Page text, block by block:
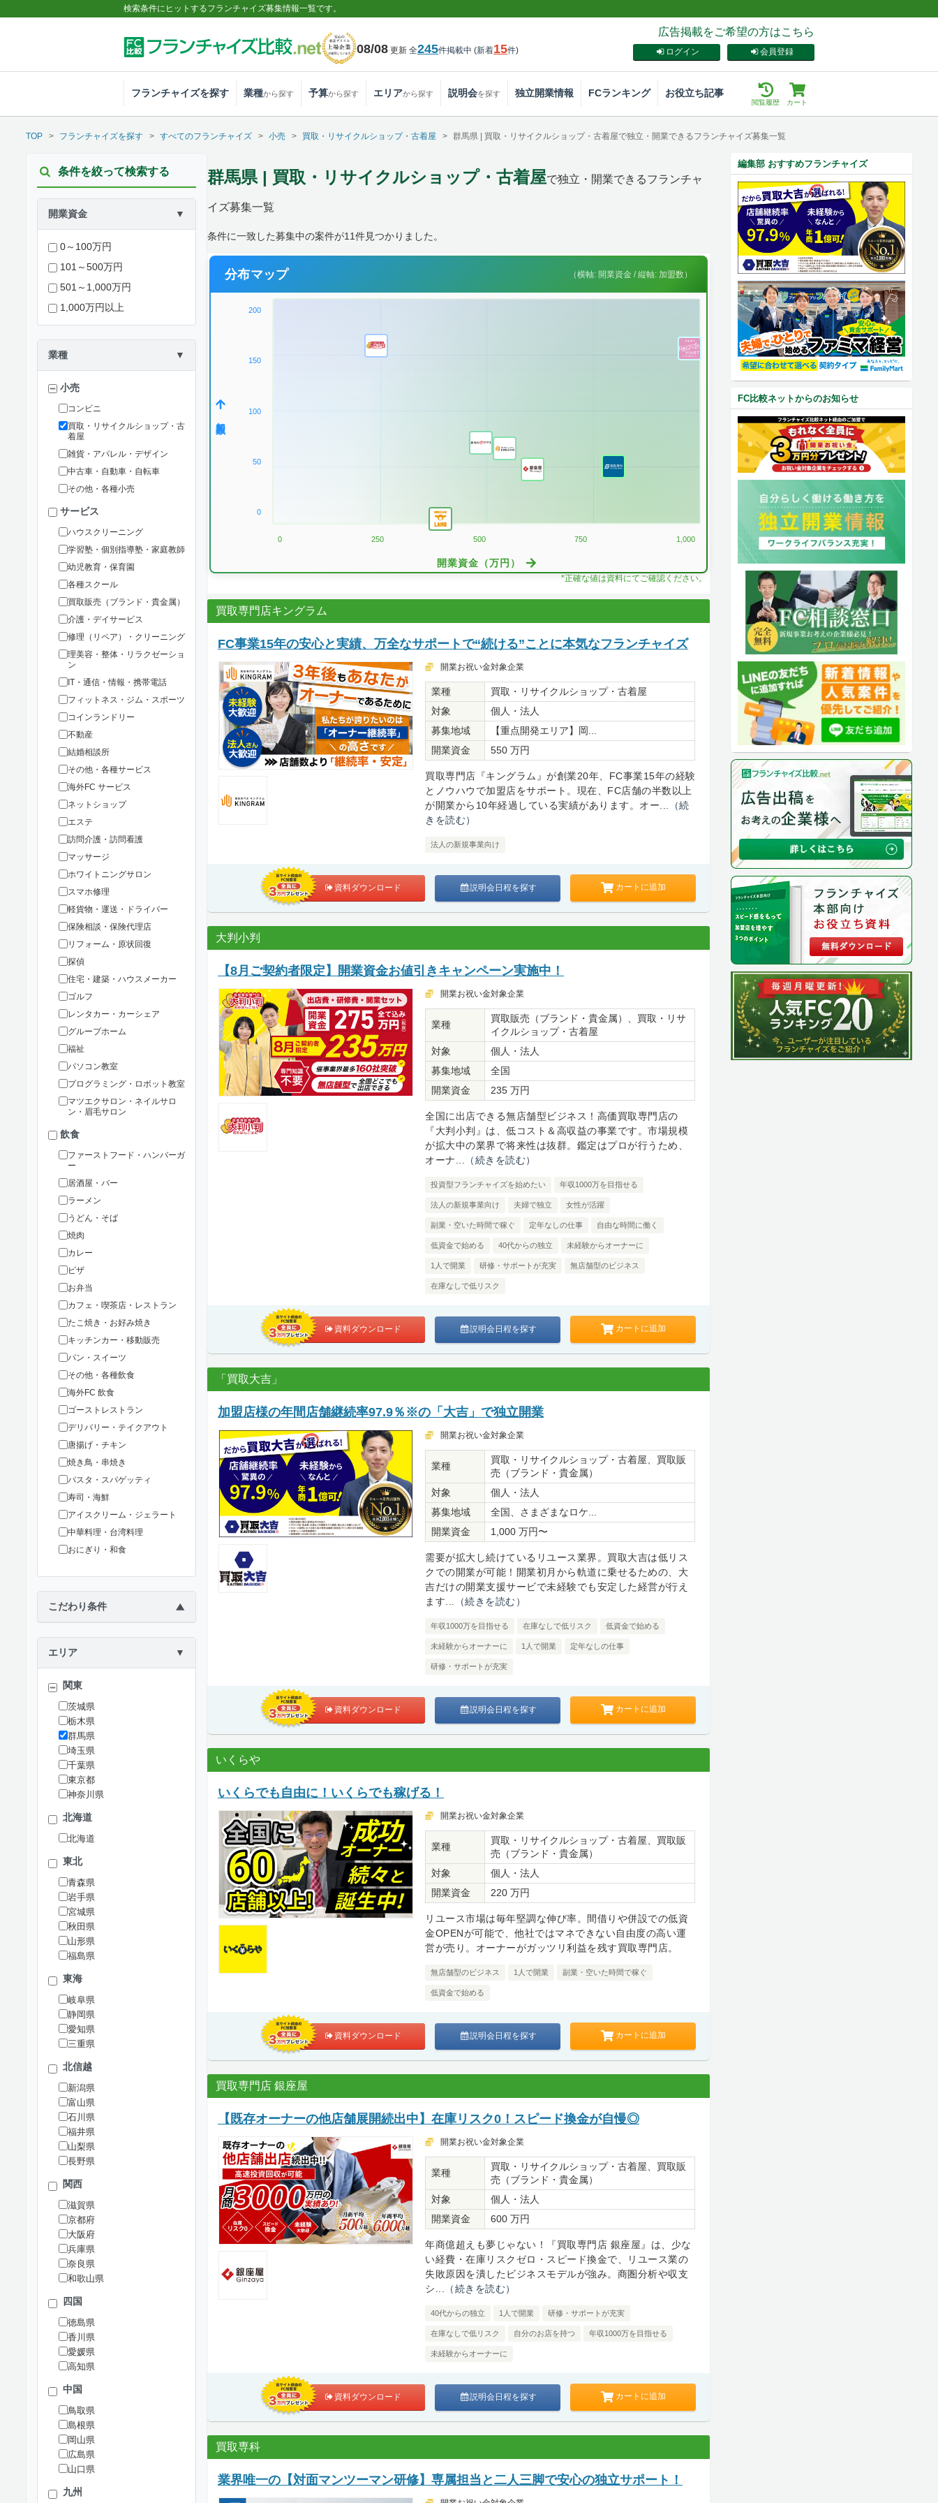
検索条件にヒットするフランチャイズ募集情報一覧です。
08/08 更新 全245件掲載中 (新着15件)
広告掲載をご希望の方はこちら
会員登録
ログイン
フランチャイズを探す 業種から探す 予算から探す エリアから探す 説明会を探す 独立開業情報 FCランキング お役立ち記事
カート
閲覧履歴
TOP フランチャイズを探す すべてのフランチャイズ 小売 買取・リサイクルショップ・古着屋 群馬県 | 買取・リサイクルショップ・古着屋で独立・開業できるフランチャイズ募集一覧
条件を絞って検索する
開業資金 ▼
0～100万円
101～500万円
501～1,000万円
1,000万円以上
業種 ▼
小売
コンビニ
買取・リサイクルショップ・古
着屋
雑貨・アパレル・デザイン
中古車・自動車・自転車
その他・各種小売
サービス
ハウスクリーニング
学習塾・個別指導塾・家庭教師
幼児教育・保育園
各種スクール
買取販売（ブランド・貴金属）
介護・デイサービス
修理（リペア）・クリーニング
理美容・整体・リラクゼーショ
ン
IT・通信・情報・携帯電話
フィットネス・ジム・スポーツ
コインランドリー
不動産
結婚相談所
その他・各種サービス
海外FC サービス
ネットショップ
エステ
訪問介護・訪問看護
マッサージ
ホワイトニングサロン
スマホ修理
軽貨物・運送・ドライバー
保険相談・保険代理店
リフォーム・原状回復
探偵
住宅・建築・ハウスメーカー
ゴルフ
レンタカー・カーシェア
グループホーム
福祉
パソコン教室
プログラミング・ロボット教室
マツエクサロン・ネイルサロ
ン・眉毛サロン
飲食
ファーストフード・ハンバーガ
ー
居酒屋・バー
ラーメン
うどん・そば
焼肉
カレー
ピザ
お弁当
カフェ・喫茶店・レストラン
たこ焼き・お好み焼き
キッチンカー・移動販売
パン・スイーツ
その他・各種飲食
海外FC 飲食
ゴーストレストラン
デリバリー・テイクアウト
唐揚げ・チキン
焼き鳥・串焼き
パスタ・スパゲッティ
寿司・海鮮
アイスクリーム・ジェラート
中華料理・台湾料理
おにぎり・和食
こだわり条件 ▶
エリア ▼
関東
茨城県
栃木県
群馬県
埼玉県
千葉県
東京都
神奈川県
北海道
北海道
東北
青森県
岩手県
宮城県
秋田県
山形県
福島県
東海
岐阜県
静岡県
愛知県
三重県
北信越
新潟県
富山県
石川県
福井県
山梨県
長野県
関西
滋賀県
京都府
大阪府
兵庫県
奈良県
和歌山県
四国
徳島県
香川県
愛媛県
高知県
中国
鳥取県
島根県
岡山県
広島県
山口県
九州
群馬県 | 買取・リサイクルショップ・古着屋で独立・開業できるフランチャ
イズ募集一覧
条件に一致した募集中の案件が11件見つかりました。
分布マップ （横軸: 開業資金 / 縦軸: 加盟数）
200
150
100
50
0
0 250 500 750 1,000
開業資金（万円）
*正確な値は資料にてご確認ください。
買取専門店キングラム
FC事業15年の安心と実績、万全なサポートで“続ける”ことに本気なフランチャイズ
開業お祝い金対象企業
業種
買取・リサイクルショップ・古着屋
対象
個人・法人
募集地域
【重点開発エリア】岡...
開業資金
550 万円
買取専門店『キングラム』が創業20年、FC事業15年の経験
とノウハウで加盟店をサポート。現在、FC店舗の半数以上
が開業から10年経過している実績があります。オー...
（続
きを読む）
法人の新規事業向け
資料ダウンロード 説明会日程を探す カートに追加
大判小判
【8月ご契約者限定】開業資金お値引きキャンペーン実施中！
開業お祝い金対象企業
業種
買取販売（ブランド・貴金属）、買取・リサ
イクルショップ・古着屋
対象
個人・法人
募集地域
全国
開業資金
235 万円
全国に出店できる無店舗型ビジネス！高価買取専門店の
『大判小判』は、低コスト＆高収益の事業です。市場規模
が拡大中の業界で将来性は抜群。鑑定はプロが行うため、
オーナ...
（続きを読む）
投資型フランチャイズを始めたい 年収1000万を目指せる
法人の新規事業向け 夫婦で独立 女性が活躍
副業・空いた時間で稼ぐ 定年なしの仕事 自由な時間に働く
低資金で始める 40代からの独立 未経験からオーナーに
1人で開業 研修・サポートが充実 無店舗型のビジネス
在庫なしで低リスク
資料ダウンロード 説明会日程を探す カートに追加
「買取大吉」
加盟店様の年間店舗継続率97.9％※の「大吉」で独立開業
開業お祝い金対象企業
業種
買取・リサイクルショップ・古着屋、買取販
売（ブランド・貴金属）
対象
個人・法人
募集地域
全国、さまざまなロケ...
開業資金
1,000 万円〜
需要が拡大し続けているリユース業界。買取大吉は低リス
クでの開業が可能！開業初月から軌道に乗せるための、大
吉だけの開業支援サービで未経験でも安定した経営が行え
ます...
（続きを読む）
年収1000万を目指せる 在庫なしで低リスク 低資金で始める
未経験からオーナーに 1人で開業 定年なしの仕事
研修・サポートが充実
資料ダウンロード 説明会日程を探す カートに追加
いくらや
いくらでも自由に！いくらでも稼げる！
開業お祝い金対象企業
業種
買取・リサイクルショップ・古着屋、買取販
売（ブランド・貴金属）
対象
個人・法人
開業資金
220 万円
リユース市場は毎年堅調な伸び率。間借りや併設での低資
金OPENが可能で、他社ではマネできない自由度の高い運
営が売り。オーナーがガッツリ利益を残す買取専門店。
無店舗型のビジネス 1人で開業 副業・空いた時間で稼ぐ
低資金で始める
資料ダウンロード 説明会日程を探す カートに追加
買取専門店 銀座屋
【既存オーナーの他店舗展開続出中】在庫リスク0！スピード換金が自慢◎
開業お祝い金対象企業
業種
買取・リサイクルショップ・古着屋、買取販
売（ブランド・貴金属）
対象
個人・法人
開業資金
600 万円
年商億超えも夢じゃない！『買取専門店 銀座屋』は、少な
い経費・在庫リスクゼロ・スピード換金で、リユース業の
失敗原因を潰したビジネスモデルが強み。商圏分析や収支
シ...
（続きを読む）
40代からの独立 1人で開業 研修・サポートが充実
在庫なしで低リスク 自分のお店を持つ 年収1000万を目指せる
未経験からオーナーに
資料ダウンロード 説明会日程を探す カートに追加
買取専科
業界唯一の【対面マンツーマン研修】専属担当と二人三脚で安心の独立サポート！
編集部 おすすめフランチャイズ
FC比較ネットからのお知らせ